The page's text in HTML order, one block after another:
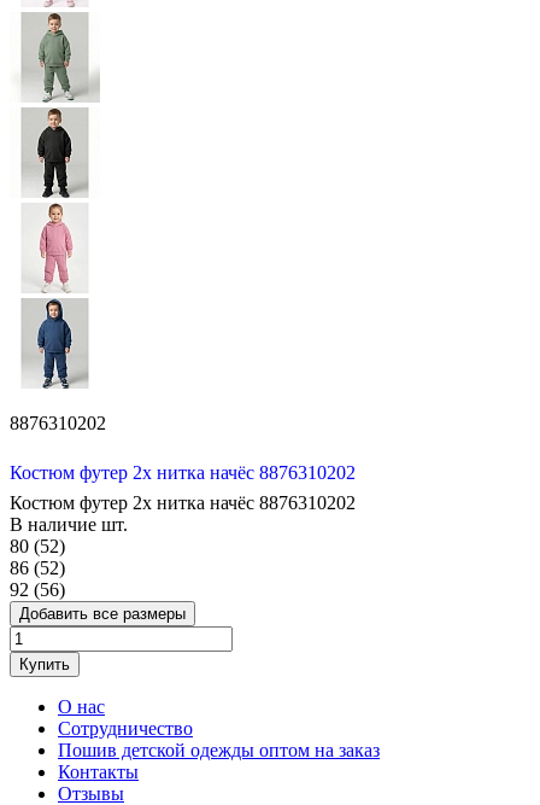
8876310202
Костюм футер 2х нитка начёс 8876310202
Костюм футер 2х нитка начёс 8876310202
В наличие шт.
80 (52)
86 (52)
92 (56)
Добавить все размеры
Купить
О нас
Сотрудничество
Пошив детской одежды оптом на заказ
Контакты
Отзывы